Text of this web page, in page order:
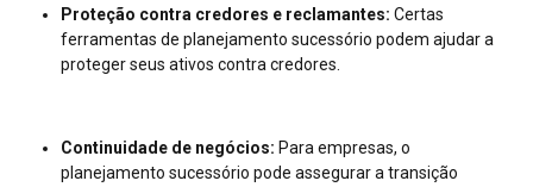
Proteção contra credores e reclamantes: Certas
ferramentas de planejamento sucessório podem ajudar a
proteger seus ativos contra credores.
Continuidade de negócios: Para empresas, o
planejamento sucessório pode assegurar a transição